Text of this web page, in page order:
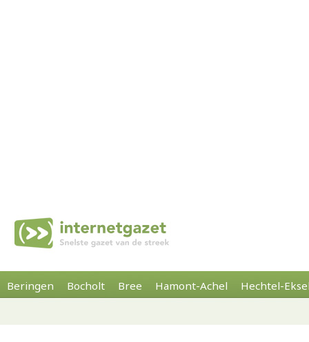
Beringen Bocholt Bree Hamont-Achel Hechtel-